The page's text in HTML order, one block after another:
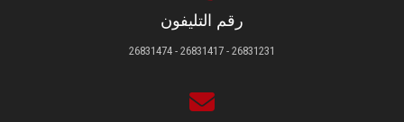
رقم التليفون
26831231 - 26831417 - 26831474